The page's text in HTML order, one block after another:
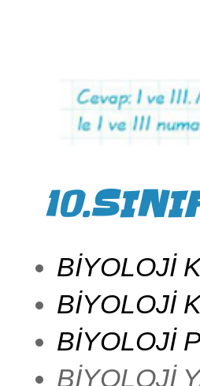
BİYOLOJİ
BİYOLOJİ
BİYOLOJİ
BİYOLOJİ